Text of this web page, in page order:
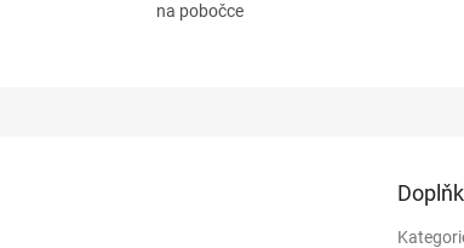
na pobočce